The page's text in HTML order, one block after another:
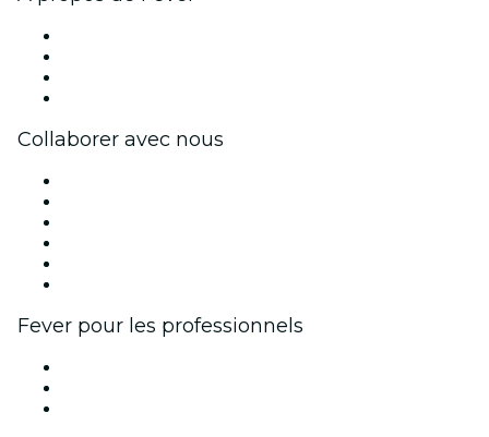
Collaborer avec nous
Fever pour les professionnels